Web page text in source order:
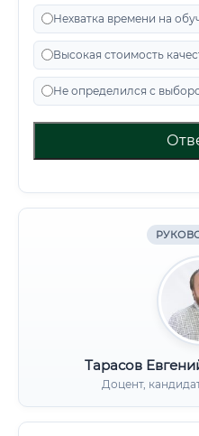
Нехватка времени на
Высокая стоимость
Не определился с
Тарасов
Доцент,